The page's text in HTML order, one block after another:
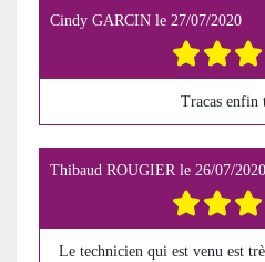
Cindy GARCIN le 27/07/2020
Tracas enfin
Thibaud ROUGIERle 26/07/2020
Le technicien qui est venu est